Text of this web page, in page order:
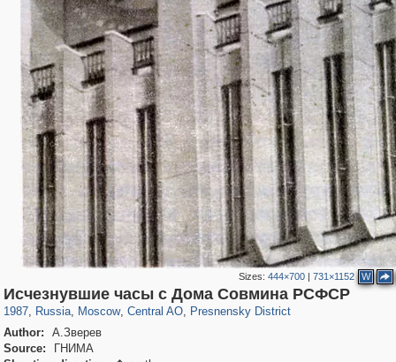
Sizes:444×700 |731×1152 W
Исчезнувшие часы с Дома Совмина РСФСР
1987, Russia
1,406,255 29,243
, Moscow
319,780 8,286
, Central AO
159,978 5,916
, Presnensky District
13,344 396
Author:
А.Зверев
Source:
ГНИМА